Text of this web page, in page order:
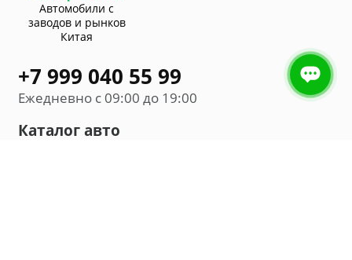
Автомобили с
заводов и рынков
Китая
+7 999 040 55 99
Ежедневно с 09:00 до 19:00
Каталог авто